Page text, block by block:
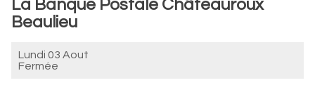
La Banque Postale Châteauroux
Beaulieu
Lundi 03 Aout
Fermée